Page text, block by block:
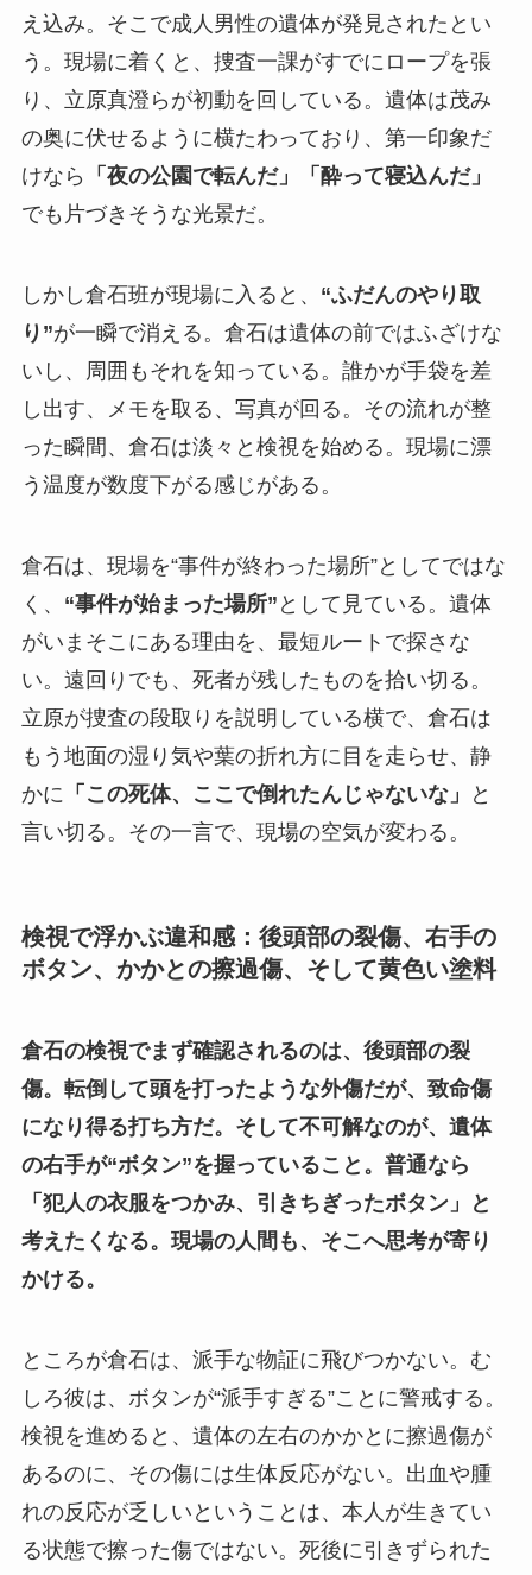
え込み。そこで成人男性の遺体が発見されたとい
う。現場に着くと、捜査一課がすでにロープを張
り、立原真澄らが初動を回している。遺体は茂み
の奥に伏せるように横たわっており、第一印象だ
けなら
「夜の公園で転んだ」「酔って寝込んだ」
でも片づきそうな光景だ。
しかし倉石班が現場に入ると、 “ふだんのやり取
り”が一瞬で消える。倉石は遺体の前ではふざけな
いし、周囲もそれを知っている。誰かが手袋を差
し出す、メモを取る、写真が回る。その流れが整
った瞬間、倉石は淡々と検視を始める。現場に漂
う温度が数度下がる感じがある。
倉石は、現場を“事件が終わった場所”としてではな
く、 “事件が始まった場所” として見ている。遺体
がいまそこにある理由を、最短ルートで探さな
い。遠回りでも、死者が残したものを拾い切る。
立原が捜査の段取りを説明している横で、倉石は
もう地面の湿り気や葉の折れ方に目を走らせ、静
かに 「この死体、ここで倒れたんじゃないな」
と
言い切る。その一言で、現場の空気が変わる。
検視で浮かぶ違和感：後頭部の裂傷、右手の
ボタン、かかとの擦過傷、そして黄色い塗料
倉石の検視でまず確認されるのは、後頭部の裂
傷。転倒して頭を打ったような外傷だが、致命傷
になり得る打ち方だ。そして不可解なのが、遺体
の右手が“ボタン”を握っていること。普通なら
「犯人の衣服をつかみ、引きちぎったボタン」と
考えたくなる。現場の人間も、そこへ思考が寄り
かける。
ところが倉石は、派手な物証に飛びつかない。む
しろ彼は、ボタンが“派手すぎる”ことに警戒する。
検視を進めると、遺体の左右のかかとに擦過傷が
あるのに、その傷には生体反応がない。出血や腫
れの反応が乏しいということは、本人が生きてい
る状態で擦った傷ではない。死後に引きずられた